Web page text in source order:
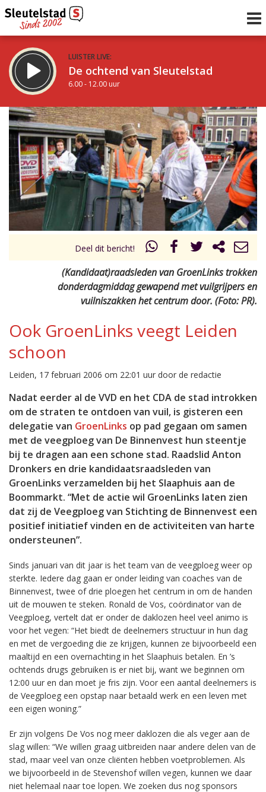
LUISTER LIVE:
De ochtend van Sleutelstad
6.00 - 12.00 uur
STRAKS:
De middag van Sleutelstad
12.00 - 17.00 uur
Vorig uur
uur 1 van 0 Volgend uur
Inklappen
Deel dit bericht!
(Kandidaat)raadsleden van GroenLinks trokken
donderdagmiddag gewapend met vuilgrijpers en
vuilniszakken het centrum door. (Foto: PR).
Ook GroenLinks veegt Leiden
schoon
Leiden, 17 februari 2006 om 22:01 uur door de redactie
Nadat eerder al de VVD en het CDA de stad introkken
om de straten te ontdoen van vuil, is gisteren een
delegatie van GroenLinks op pad gegaan om samen
met de veegploeg van De Binnenvest hun steentje
bij te dragen aan een schone stad. Raadslid Anton
Dronkers en drie kandidaatsraadsleden van
GroenLinks verzamelden bij het Slaaphuis aan de
Boommarkt. “Met de actie wil GroenLinks laten zien
dat zij de Veegploeg van Stichting de Binnenvest een
positief initiatief vinden en de activiteiten van harte
ondersteunen”.
Sinds januari van dit jaar is het team van de veegploeg weer op
sterkte. Iedere dag gaan er onder leiding van coaches van de
Binnenvest, twee of drie ploegen het centrum in om de handen
uit de mouwen te steken. Ronald de Vos, coördinator van de
Veegploeg, vertelt dat er onder de daklozen heel veel animo is
voor het vegen: “Het biedt de deelnemers structuur in hun dag
en met de vergoeding die ze krijgen, kunnen ze bijvoorbeeld een
maaltijd en een overnachting in het Slaaphuis betalen. En ’s
ochtends drugs gebruiken is er niet bij, want we beginnen om
12:00 uur en dan moet je fris zijn. Voor een aantal deelnemers is
de Veegploeg een opstap naar betaald werk en een leven met
een eigen woning.”
Er zijn volgens De Vos nog meer daklozen die als veger aan de
slag willen: “We willen graag uitbreiden naar andere delen van de
stad, maar veel van onze cliënten hebben voetproblemen. Als
we bijvoorbeeld in de Stevenshof willen vegen, kunnen we daar
niet helemaal naar toe lopen. We zoeken dus nog sponsors